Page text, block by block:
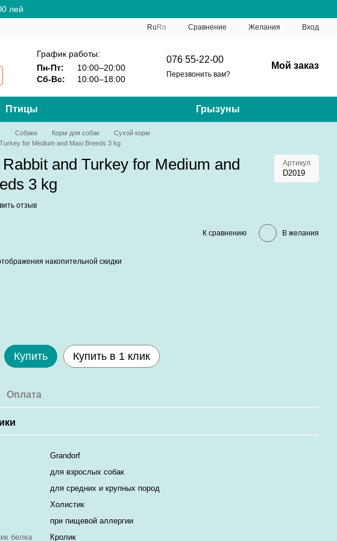
лей
Ru Ro Сравнение Желания Вход
График работы:
Пн-Пт:
10:00–20:00
Сб-Вс:
10:00–18:00
076 55-22-00
Перезвонить вам?
Мой заказ
Птицы Грызуны
Собаки Корм для собак
Сухой корм
for Medium and Maxi Breeds 3 kg
and Turkey for Medium and
3 kg
Артикул
D2019
отзыв
К сравнению В желания
накопительной скидки
Купить Купить в 1 клик
Оплата
Grandorf
для взрослых собак
для средних и крупных пород
Холистик
при пищевой аллергии
белка
Кролик